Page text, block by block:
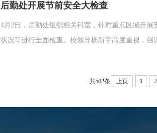
次任务的棘手。但他们没有丝毫犹豫，凭借丰富的
后勤处开展节前安全大检查
4月2日，后勤处组织相关科室，针对重点区域开
状况等进行全面检查。校领导杨新宇高度重视，
共502条 上页 1 2